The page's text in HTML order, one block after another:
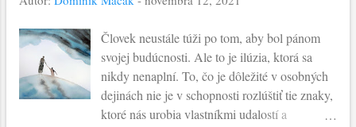
centre Ježišovej pozornosti je podstatná
orodovania: teda vytrvalosť. Tá, ktorá je
podstatná v prežívaní očakávania Pána.
Modlitba a vytrvalosť idú ruka v ruke.
Vytrvalosť, možno až neoblomnosť, je postoj
učeníka nutný, aby nepodľahol sklamaniu, keď
Človek neustále túži po tom, aby bol pánom
svojej budúcnosti. Ale to je ilúzia, ktorá sa
nikdy nenaplní. To, čo je dôležité v osobných
dejinách nie je v schopnosti rozlúštiť tie znaky,
ktoré nás urobia vlastníkmi udalostí a